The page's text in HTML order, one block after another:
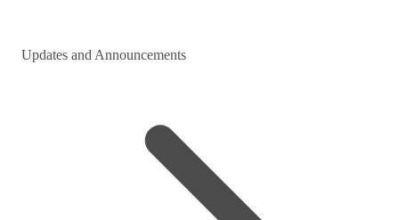
Updates and Announcements